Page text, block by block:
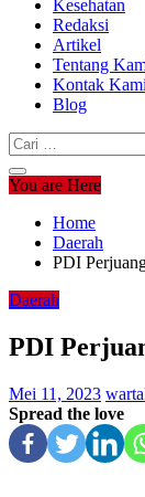
Kesehatan
Redaksi
Artikel
Tentang
Kontak Kami
Blog
Cari
untuk:
You are Here
Home
Daerah
PDI
Daerah
PDI
Mei 11, 2023
Spread the love